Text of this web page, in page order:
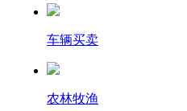
车辆买卖
农林牧渔